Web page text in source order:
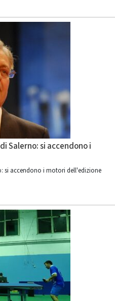
Salerno: si accendono i
si accendono i motori dell'edizione